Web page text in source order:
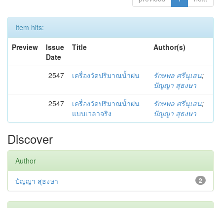
Item hits:
Preview
Issue
Date
Title Author(s)
2547 เครื่องวัดปริมาณน้ำฝน รักษพล ศรีนุเสน;
ปัญญา สุธงษา
2547
เครื่องวัดปริมาณน้ำฝน
แบบเวลาจริง
รักษพล ศรีนุเสน;
ปัญญา สุธงษา
Discover
Author
2
ปัญญา สุธงษา